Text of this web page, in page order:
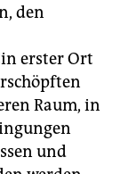
den
erster Ort
Raum, in
und